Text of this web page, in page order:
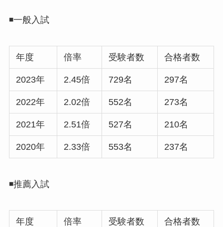
◾️一般入試
年度 倍率 受験者数 合格者数
2023年 2.45倍 729名 297名
2022年 2.02倍 552名 273名
2021年 2.51倍 527名 210名
2020年 2.33倍 553名 237名
◾️推薦入試
年度 倍率 受験者数 合格者数